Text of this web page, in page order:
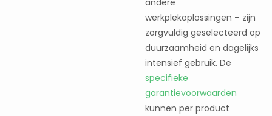
werkplekoplossingen – zijn
zorgvuldig geselecteerd op
duurzaamheid en dagelijks
intensief gebruik. De
specifieke
garantievoorwaarden
kunnen per product